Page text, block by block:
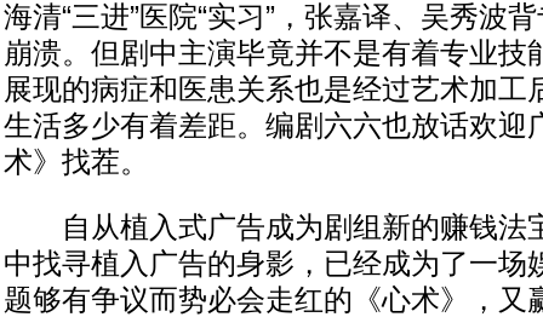
海清“三进”医院“实习”，张嘉译、吴秀波
崩溃。但剧中主演毕竟并不是有着专业技
展现的病症和医患关系也是经过艺术加工
生活多少有着差距。编剧六六也放话欢迎
术》找茬。
自从植入式广告成为剧组新的赚钱法
中找寻植入广告的身影，已经成为了一场
题够有争议而势必会走红的《心术》，又